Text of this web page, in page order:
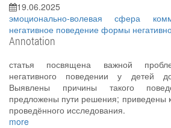
19.06.2025
эмоционально-волевая сфера
негативное поведение формы
Annotation
статья посвящена важной
негативного поведении у детей
Выявлены причины такого
предложены пути решения; приведены
проведённого исследования.
more